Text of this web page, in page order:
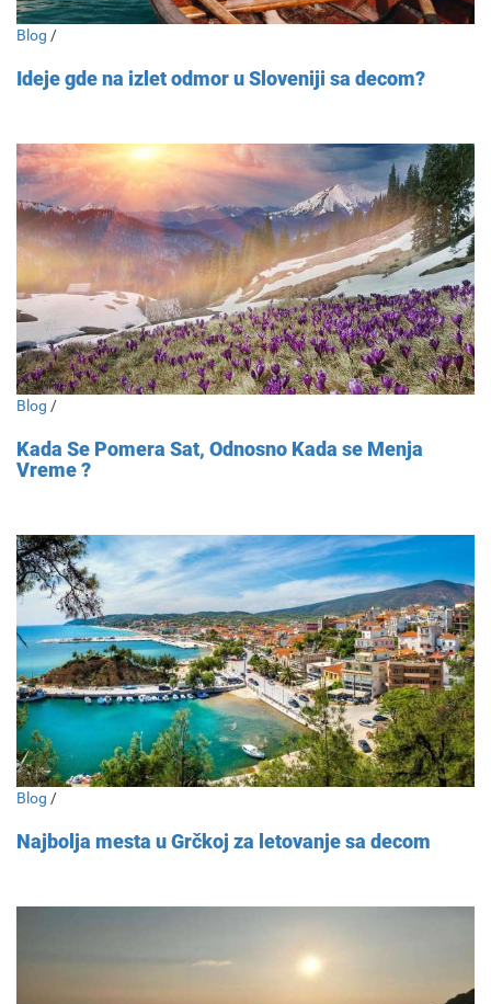
Blog /
Ideje gde na izlet odmor u Sloveniji sa decom?
Blog /
Kada Se Pomera Sat, Odnosno Kada se Menja
Vreme ?
Blog /
Najbolja mesta u Grčkoj za letovanje sa decom